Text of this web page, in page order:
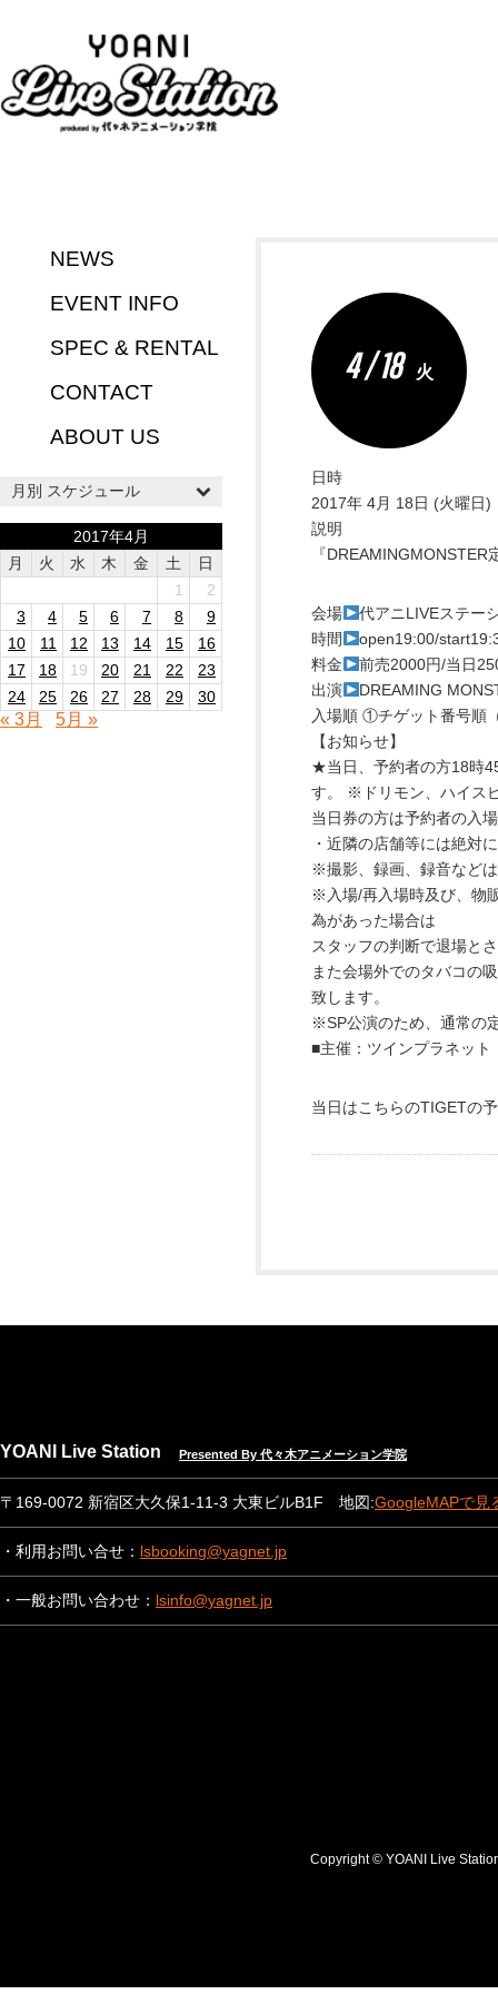
NEWS
EVENT INFO
SPEC & RENTAL
CONTACT
ABOUT US
月別 スケジュール
2017年4月
月
火 水 木 金 土
日
1
2
3
4 5 6 7 8
9
10
11 12 13 14 15
16
17
18 19 20 21 22
23
24
25 26 27 28 29 30
« 3月 5月 »
4 / 18 火
日時
2017年 4月 18日 (火曜日)
説明
『
会場
代アニLIVEステー
時間
open19:00/
料金
前売2000円/当日
出演
DREAMING
入場順 ①チゲット番号
【お知らせ】
★当日、予約者の方18時
す。 ※ドリモン、ハイス
当日券の方は予約者の入
・近隣の店舗等には絶対
※撮影、録画、録音など
※入場/再入場時及び、物
為があった場合は
スタッフの判断で退場と
また会場外でのタバコの
致します。
※SP公演のため、通常の
■主催：ツインプラネット
当日はこちらのTIGETの
YOANI Live Station Presented By 代々木アニメーション学院
〒169-0072 新宿区大久保1-11-3 大東ビルB1F 地図:GoogleMAPで見
・利用お問い合せ： lsbooking@yagnet.jp
・一般お問い合わせ： lsinfo@yagnet.jp
Copyright © YOANI Live